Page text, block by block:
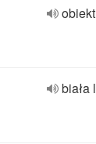
biała